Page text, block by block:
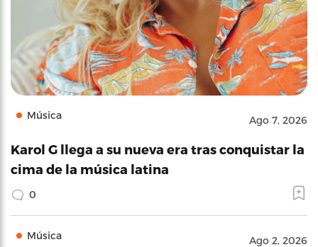
Música Ago 7, 2026
Karol G llega a su nueva era tras conquistar la
cima de la música latina
0
Música Ago 2, 2026